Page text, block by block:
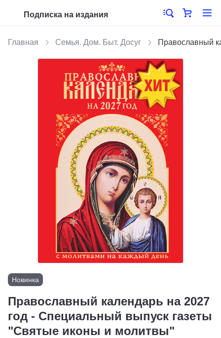
Подписка на издания
Главная Семья. Дом. Быт. Досуг Православный
Новинка
Православный календарь на 2027
год - Специальный выпуск газеты
"Святые иконы и молитвы"